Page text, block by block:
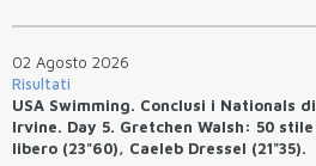
02 Agosto 2026
Risultati
USA Swimming. Conclusi i Nationals di
Irvine. Day 5. Gretchen Walsh: 50 stile
libero (23"60), Caeleb Dressel (21"35).